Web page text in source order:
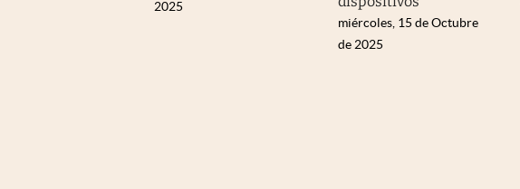
2025
miércoles, 15 de Octubre
de 2025